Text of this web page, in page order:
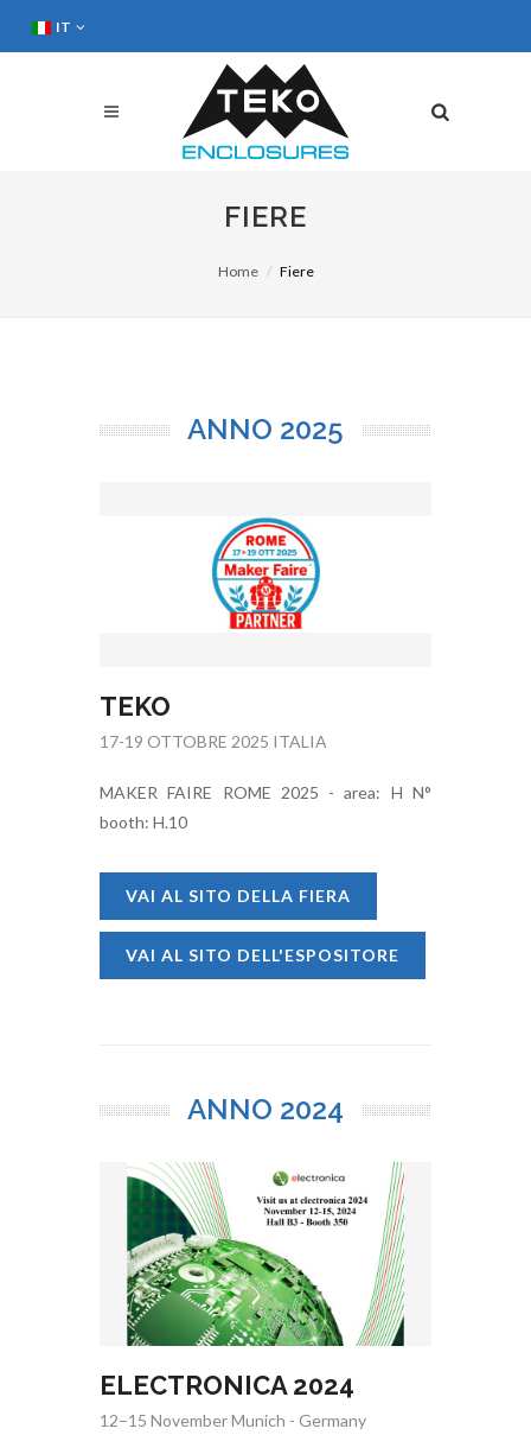
IT
FIERE
Home Fiere
ANNO 2025
TEKO
17-19 OTTOBRE 2025 ITALIA
MAKER FAIRE ROME 2025 - area: H N°
booth: H.10
VAI AL SITO DELLA FIERA
VAI AL SITO DELL'ESPOSITORE
ANNO 2024
ELECTRONICA 2024
12–15 November Munich - Germany